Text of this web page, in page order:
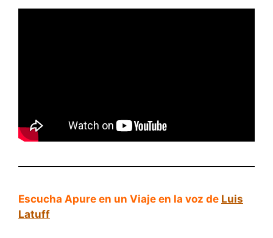
Escucha Apure en un Viaje en la voz de Luis
Latuff